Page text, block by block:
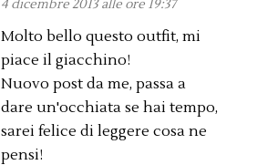
4 dicembre 2013 alle ore 19:37
Molto bello questo outfit, mi
piace il giacchino!
Nuovo post da me, passa a
dare un'occhiata se hai tempo,
sarei felice di leggere cosa ne
pensi!